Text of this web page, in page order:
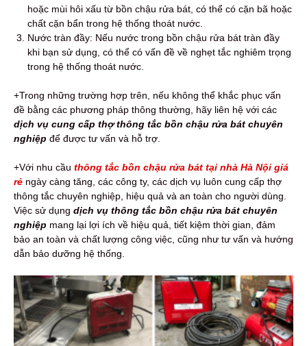
hoặc mùi hôi xấu từ bồn chậu rửa bát, có thể có cặn bã hoặc
chất cặn bẩn trong hệ thống thoát nước.
Nước tràn đầy: Nếu nước trong bồn chậu rửa bát tràn đầy
khi bạn sử dụng, có thể có vấn đề về nghẹt tắc nghiêm trọng
trong hệ thống thoát nước.
+Trong những trường hợp trên, nếu không thể khắc phục vấn
đề bằng các phương pháp thông thường, hãy liên hệ với các
dịch vụ cung cấp thợ thông tắc bồn chậu rửa bát chuyên
nghiệp để được tư vấn và hỗ trợ.
+Với nhu cầu thông tắc bồn chậu rửa bát tại nhà Hà Nội giá
rẻ ngày càng tăng, các công ty, các dịch vụ luôn cung cấp thợ
thông tắc chuyên nghiệp, hiệu quả và an toàn cho người dùng.
Việc sử dụng dịch vụ thông tắc bồn chậu rửa bát chuyên
nghiệp mang lại lợi ích về hiệu quả, tiết kiệm thời gian, đảm
bảo an toàn và chất lượng công việc, cũng như tư vấn và hướng
dẫn bảo dưỡng hệ thống.